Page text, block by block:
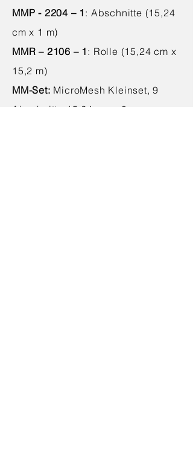
MMP - 2204 – 1 : Abschnitte (15,24
cm x 1 m)
MMR – 2106 – 1 : Rolle (15,24 cm x
15,2 m)
MM-Set: MicroMesh Kleinset, 9
Abschnitte 15,24 cm x 8 cm